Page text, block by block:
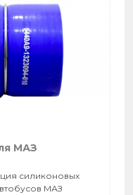
МАЗ
силиконовых
МАЗ